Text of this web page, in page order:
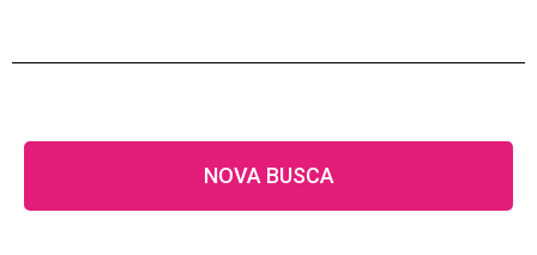
NOVA BUSCA